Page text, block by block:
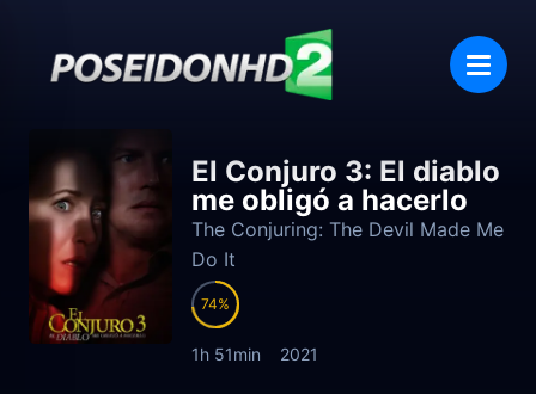
El Conjuro 3: El diablo
me obligó a hacerlo
The Conjuring: The Devil Made Me
Do It
74
1h 51min 2021